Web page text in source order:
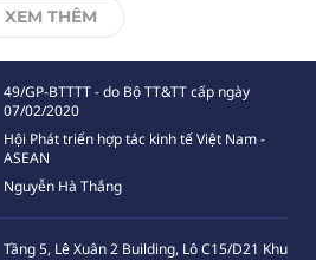
XEM THÊM
49/GP-BTTTT - do Bộ TT&TT cấp ngày
07/02/2020
Hội Phát triển hợp tác kinh tế Việt Nam -
ASEAN
Nguyễn Hà Thắng
Tầng 5, Lê Xuân 2 Building, Lô C15/D21 Khu